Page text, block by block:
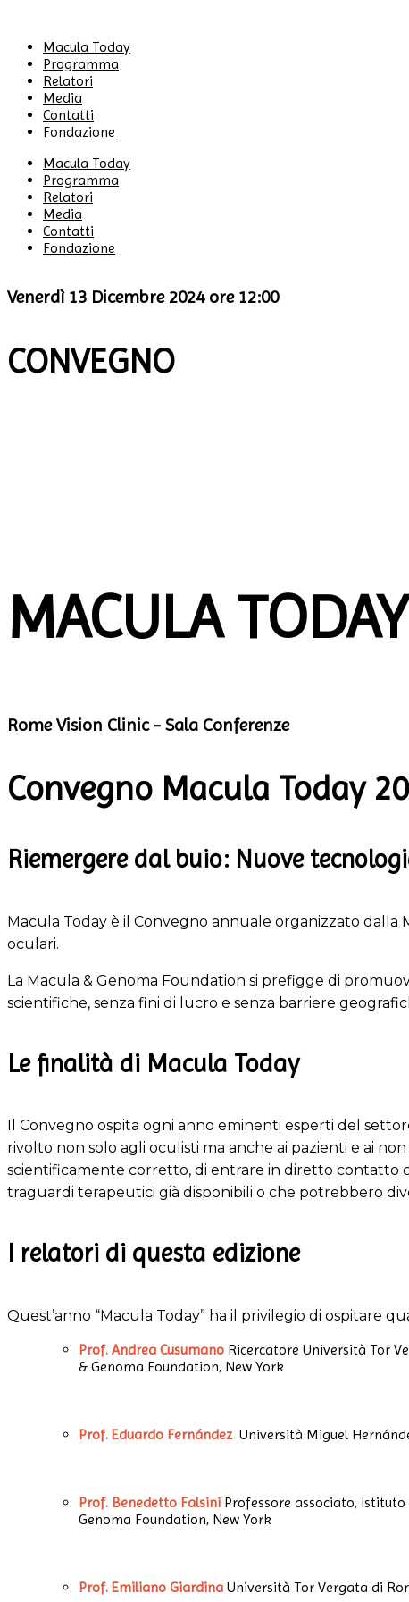
Macula Today
Programma
Relatori
Media
Contatti
Fondazione
Macula Today
Programma
Relatori
Media
Contatti
Fondazione
Venerdì 13 Dicembre 2024 ore 12:00
CONVEGNO
MACULA TODAY
Rome Vision Clinic - Sala Conferenze
Convegno Macula Today
Riemergere dal buio: Nuove
Macula Today è il Convegno annuale organizzato
oculari.
La Macula & Genoma Foundation si prefigge di
scientifiche, senza fini di lucro e senza barriere
Le finalità di Macula Today
Il Convegno ospita ogni anno eminenti esperti del
rivolto non solo agli oculisti ma anche ai pazienti e ai
scientificamente corretto, di entrare in diretto contatto
traguardi terapeutici già disponibili o che potrebbero
I relatori di questa edizione
Quest’anno “Macula Today” ha il privilegio di ospitare
Prof. Andrea Cusumano Ricercatore Università Tor
& Genoma Foundation, New York
Prof. Eduardo FernándezUniversità Miguel
Prof. Benedetto Falsini Professore associato,
Genoma Foundation, New York
Prof. Emiliano Giardina Università Tor Vergata di